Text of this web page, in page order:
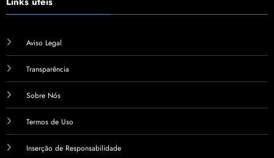
Aviso Legal
Transparência
Sobre Nós
Termos de Uso
Inserção de Responsabilidade
Política de Privacidade